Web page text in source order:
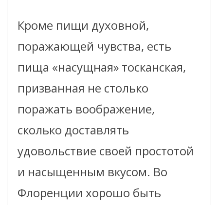
Кроме пищи духовной,
поражающей чувства, есть
пища «насущная» тосканская,
призванная не столько
поражать воображение,
сколько доставлять
удовольствие своей простотой
и насыщенным вкусом. Во
Флоренции хорошо быть